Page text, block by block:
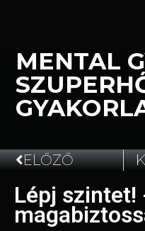
MENTAL
2024.05.02.
ELŐZŐ
Lépj szintet!